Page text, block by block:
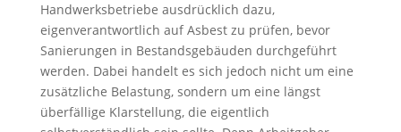
Handwerksbetriebe ausdrücklich dazu,
eigenverantwortlich auf Asbest zu prüfen, bevor
Sanierungen in Bestandsgebäuden durchgeführt
werden. Dabei handelt es sich jedoch nicht um eine
zusätzliche Belastung, sondern um eine längst
überfällige Klarstellung, die eigentlich